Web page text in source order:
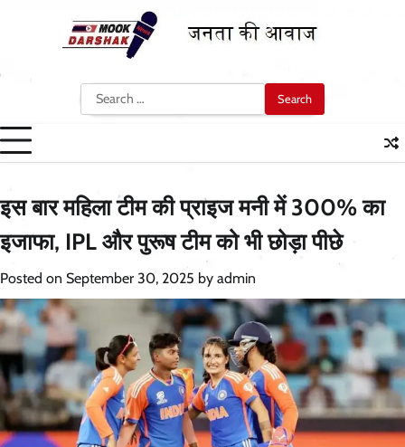
Search
for:
इस बार महिला टीम की प्राइज मनी में 300% का
इजाफा, IPL और पुरूष टीम को भी छोड़ा पीछे
Posted on September 30, 2025 by admin